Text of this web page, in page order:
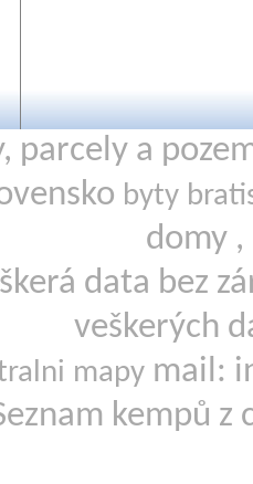
parcely a
byty
domy ,
data bez
veškerých
mapy mail:
kempů z